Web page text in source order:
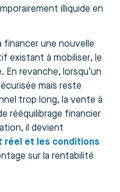
illiquide en
financer une nouvelle
existant à mobiliser, le
En revanche, lorsqu’un
mais reste
trop long, la vente à
rééquilibrage financier
il devient
réel et les conditions
sur la rentabilité